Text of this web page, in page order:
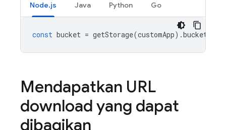
Node.js Java Python Go
const bucket = getStorage(customApp).bucket
Mendapatkan URL
download yang dapat
dibagikan